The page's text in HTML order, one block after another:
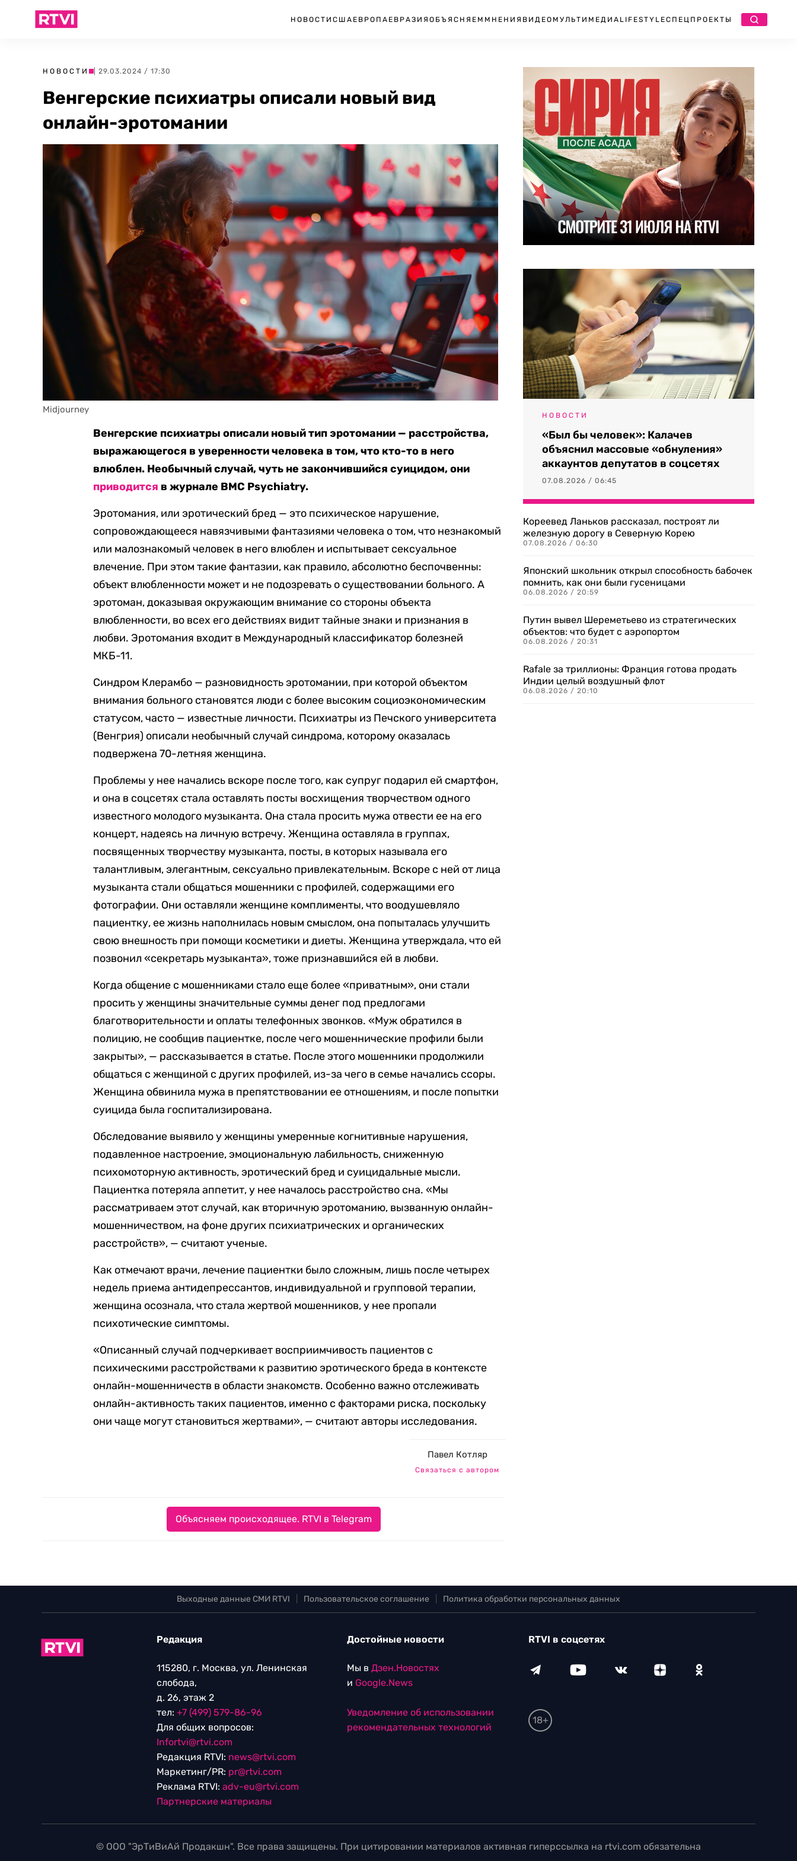
НОВОСТИ США ЕВРОПА ЕВРАЗИЯ ОБЪЯСНЯЕМ МНЕНИЯ ВИДЕО МУЛЬТИМЕДИА LIFESTYLEСПЕЦПРОЕКТЫ
НОВОСТИ | 29.03.2024 / 17:30
Венгерские психиатры описали новый вид
онлайн-эротомании
Midjourney
Венгерские психиатры описали новый тип эротомании — расстройства,
выражающегося в уверенности человека в том, что кто-то в него
влюблен. Необычный случай, чуть не закончившийся суицидом, они
приводится в журнале BMC Psychiatry.
Эротомания, или эротический бред — это психическое нарушение,
сопровождающееся навязчивыми фантазиями человека о том, что незнакомый
или малознакомый человек в него влюблен и испытывает сексуальное
влечение. При этом такие фантазии, как правило, абсолютно беспочвенны:
объект влюбленности может и не подозревать о существовании больного. А
эротоман, доказывая окружающим внимание со стороны объекта
влюбленности, во всех его действиях видит тайные знаки и признания в
любви. Эротомания входит в Международный классификатор болезней
МКБ-11.
Синдром Клерамбо — разновидность эротомании, при которой объектом
внимания больного становятся люди с более высоким социоэкономическим
статусом, часто — известные личности. Психиатры из Печского университета
(Венгрия) описали необычный случай синдрома, которому оказалась
подвержена 70-летняя женщина.
Проблемы у нее начались вскоре после того, как супруг подарил ей смартфон,
и она в соцсетях стала оставлять посты восхищения творчеством одного
известного молодого музыканта. Она стала просить мужа отвести ее на его
концерт, надеясь на личную встречу. Женщина оставляла в группах,
посвященных творчеству музыканта, посты, в которых называла его
талантливым, элегантным, сексуально привлекательным. Вскоре с ней от лица
музыканта стали общаться мошенники с профилей, содержащими его
фотографии. Они оставляли женщине комплименты, что воодушевляло
пациентку, ее жизнь наполнилась новым смыслом, она попыталась улучшить
свою внешность при помощи косметики и диеты. Женщина утверждала, что ей
позвонил «секретарь музыканта», тоже признавшийся ей в любви.
Когда общение с мошенниками стало еще более «приватным», они стали
просить у женщины значительные суммы денег под предлогами
благотворительности и оплаты телефонных звонков. «Муж обратился в
полицию, не сообщив пациентке, после чего мошеннические профили были
закрыты», — рассказывается в статье. После этого мошенники продолжили
общаться с женщиной с других профилей, из-за чего в семье начались ссоры.
Женщина обвинила мужа в препятствовании ее отношениям, и после попытки
суицида была госпитализирована.
Обследование выявило у женщины умеренные когнитивные нарушения,
подавленное настроение, эмоциональную лабильность, сниженную
психомоторную активность, эротический бред и суицидальные мысли.
Пациентка потеряла аппетит, у нее началось расстройство сна. «Мы
рассматриваем этот случай, как вторичную эротоманию, вызванную онлайн-
мошенничеством, на фоне других психиатрических и органических
расстройств», — считают ученые.
Как отмечают врачи, лечение пациентки было сложным, лишь после четырех
недель приема антидепрессантов, индивидуальной и групповой терапии,
женщина осознала, что стала жертвой мошенников, у нее пропали
психотические симптомы.
«Описанный случай подчеркивает восприимчивость пациентов с
психическими расстройствами к развитию эротического бреда в контексте
онлайн-мошенничеств в области знакомств. Особенно важно отслеживать
онлайн-активность таких пациентов, именно с факторами риска, поскольку
они чаще могут становиться жертвами», — считают авторы исследования.
Павел Котляр
Связаться с автором
Объясняем происходящее. RTVI в Telegram
НОВОСТИ
«Был бы человек»: Калачев
объяснил массовые «обнуления»
аккаунтов депутатов в соцсетях
07.08.2026 / 06:45
Кореевед Ланьков рассказал, построят ли
железную дорогу в Северную Корею
07.08.2026 / 06:30
Японский школьник открыл способность бабочек
помнить, как они были гусеницами
06.08.2026 / 20:59
Путин вывел Шереметьево из стратегических
объектов: что будет с аэропортом
06.08.2026 / 20:31
Rafale за триллионы: Франция готова продать
Индии целый воздушный флот
06.08.2026 / 20:10
Выходные данные СМИ RTVI Пользовательское соглашение Политика обработки персональных данных
Редакция
115280, г. Москва, ул. Ленинская
слобода,
д. 26, этаж 2
тел: +7 (499) 579-86-96
Для общих вопросов:
Infortvi@rtvi.com
Редакция RTVI: news@rtvi.com
Маркетинг/PR: pr@rtvi.com
Реклама RTVI: adv-eu@rtvi.com
Партнерские материалы
Достойные новости
Мы в Дзен.Новостях
и Google.News
Уведомление об использовании
рекомендательных технологий
RTVI в соцсетях
18+
© ООО "ЭрТиВиАй Продакшн". Все права защищены. При цитировании материалов активная гиперссылка на rtvi.com обязательна